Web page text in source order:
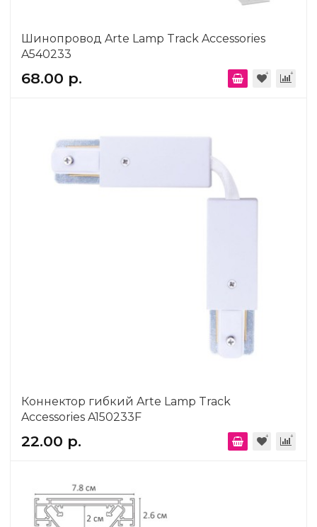
Шинопровод Arte Lamp Track Accessories
A540233
68.00 р.
Коннектор гибкий Arte Lamp Track
Accessories A150233F
22.00 р.